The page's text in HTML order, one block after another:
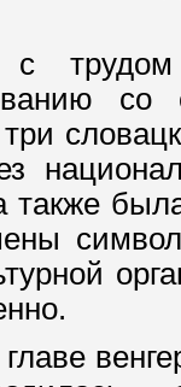
с
также